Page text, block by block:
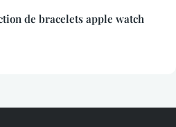
de bracelets apple watch